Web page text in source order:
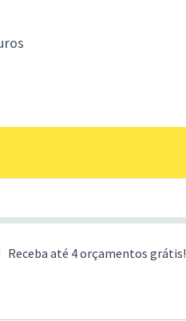
Receba até 4 orçamentos grátis!